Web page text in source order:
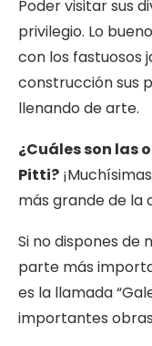
Poder visitar sus
privilegio. Lo
con los fastuosos
construcción sus
llenando de arte.
¿Cuáles son las
Pitti?
más grande de la
Si no dispones de
parte más
es la llamada
importantes